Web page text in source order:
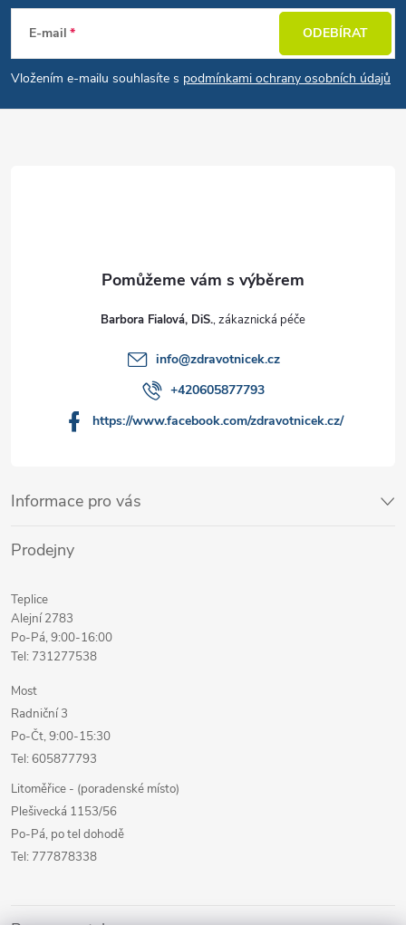
E-mail
Vložením e-mailu souhlasíte s podmínkami ochrany osobních údajů
ODEBÍRAT
Informace pro vás
Prodejny
Teplice
Alejní 2783
Po-Pá, 9:00-16:00
Tel: 731277538
Most
Radniční 3
Po-Čt, 9:00-15:30
Tel: 605877793
Litoměřice - (poradenské místo)
Plešivecká 1153/56
Po-Pá, po tel dohodě
Tel: 777878338
Barbora Fialová, DiS.
info@zdravotnicek.cz
+420605877793
https://www.facebook.com/zdravotnicek.cz/